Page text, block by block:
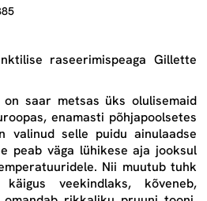
raseerimispeaga Gillette
saar metsas üks olulisemaid
enamasti põhjapoolsetes
valinud selle puidu ainulaadse
peab väga lühikese aja jooksul
Nii muutub tuhk
käigus veekindlaks, kõveneb,